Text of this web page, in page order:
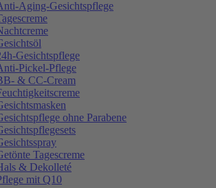
Aging-Gesichtspflege
Gesichtspflege
Pickel-Pflege
& CC-Cream
ohne Parabene
Tagescreme
& Dekolleté
mit Q10